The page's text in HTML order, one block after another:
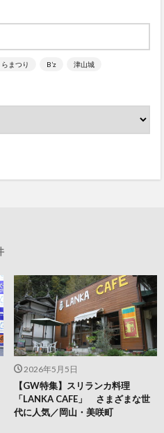
らまつり B’z 津山城
2026年5月5日
【GW特集】スリランカ料理
「LANKA CAFE」 さまざまな世
代に人気／岡山・美咲町